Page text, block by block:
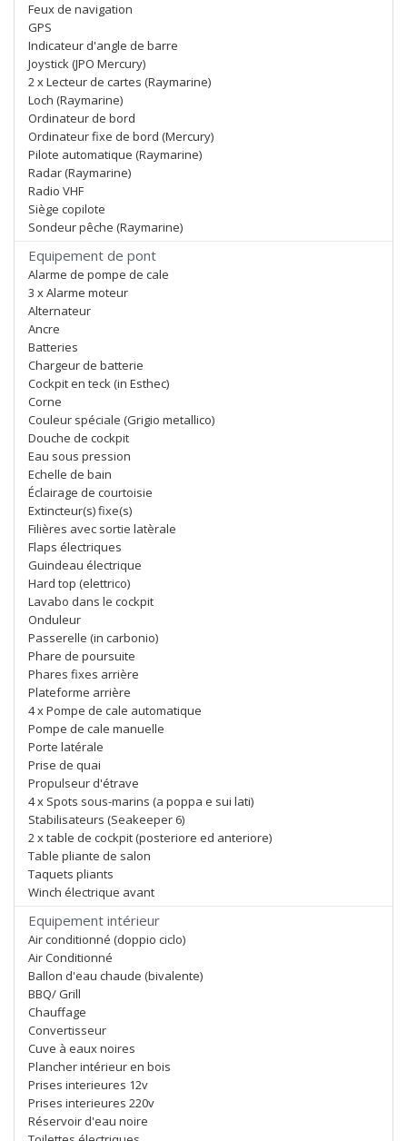
Feux de navigation
GPS
Indicateur d'angle de barre
Joystick (JPO Mercury)
2 x Lecteur de cartes (Raymarine)
Loch (Raymarine)
Ordinateur de bord
Ordinateur fixe de bord (Mercury)
Pilote automatique (Raymarine)
Radar (Raymarine)
Radio VHF
Siège copilote
Sondeur pêche (Raymarine)
Equipement de pont
Alarme de pompe de cale
3 x Alarme moteur
Alternateur
Ancre
Batteries
Chargeur de batterie
Cockpit en teck (in Esthec)
Corne
Couleur spéciale (Grigio metallico)
Douche de cockpit
Eau sous pression
Echelle de bain
Éclairage de courtoisie
Extincteur(s) fixe(s)
Filières avec sortie latèrale
Flaps électriques
Guindeau électrique
Hard top (elettrico)
Lavabo dans le cockpit
Onduleur
Passerelle (in carbonio)
Phare de poursuite
Phares fixes arrière
Plateforme arrière
4 x Pompe de cale automatique
Pompe de cale manuelle
Porte latérale
Prise de quai
Propulseur d'étrave
4 x Spots sous-marins (a poppa e sui lati)
Stabilisateurs (Seakeeper 6)
2 x table de cockpit (posteriore ed anteriore)
Table pliante de salon
Taquets pliants
Winch électrique avant
Equipement intérieur
Air conditionné (doppio ciclo)
Air Conditionné
Ballon d'eau chaude (bivalente)
BBQ/ Grill
Chauffage
Convertisseur
Cuve à eaux noires
Plancher intérieur en bois
Prises interieures 12v
Prises interieures 220v
Réservoir d'eau noire